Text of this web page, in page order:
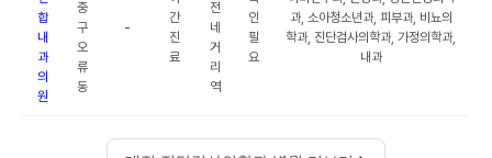
합
내
과
의
원
중
구
오
류
동
-
간
진
료
전
네
거
리
역
인
필
요
과, 소아청소년과, 피부과, 비뇨의
학과, 진단검사의학과, 가정의학과,
내과